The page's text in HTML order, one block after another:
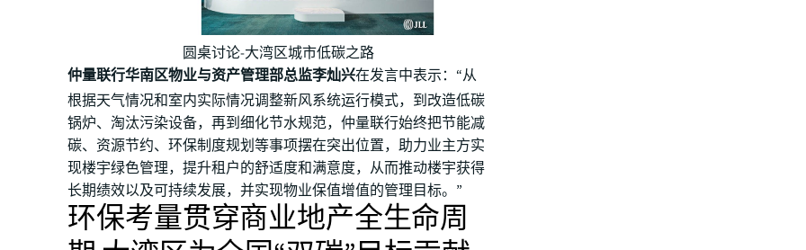
圆桌讨论-大湾区城市低碳之路
仲量联行华南区物业与资产管理部总监李灿兴在发言中表示：“从
根据天气情况和室内实际情况调整新风系统运行模式，到改造低碳
锅炉、淘汰污染设备，再到细化节水规范，仲量联行始终把节能减
碳、资源节约、环保制度规划等事项摆在突出位置，助力业主方实
现楼宇绿色管理，提升租户的舒适度和满意度，从而推动楼宇获得
长期绩效以及可持续发展，并实现物业保值增值的管理目标。”
环保考量贯穿商业地产全生命周